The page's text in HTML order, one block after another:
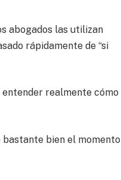
abogados las utilizan
rápidamente de “si
realmente cómo
bien el momento